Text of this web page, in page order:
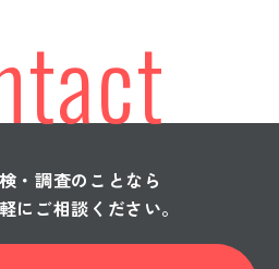
・調査のことなら
にご相談ください。